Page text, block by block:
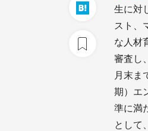
生に対
スト、
な人材
審査し
月末ま
期）エ
準に満
として